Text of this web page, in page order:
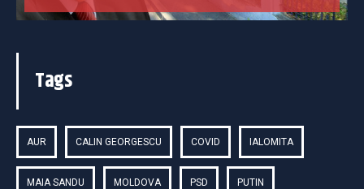
Tags
AUR CALIN GEORGESCU COVID IALOMITA
MAIA SANDU MOLDOVA PSD PUTIN